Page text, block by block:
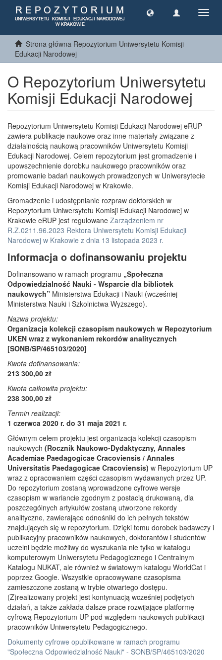
Strona główna Repozytorium Uniwersytetu Komisji
Edukacji Narodowej
O Repozytorium Uniwersytetu
Komisji Edukacji Narodowej
Repozytorium Uniwersytetu Komisji Edukacji Narodowej eRUP
zawiera publikacje naukowe oraz inne materiały związane z
działalnością naukową pracowników Uniwersytetu Komisji
Edukacji Narodowej. Celem repozytorium jest gromadzenie i
upowszechnienie dorobku naukowego pracowników oraz
promowanie badań naukowych prowadzonych w Uniwersytecie
Komisji Edukacji Narodowej w Krakowie.
Gromadzenie i udostępnianie rozpraw doktorskich w
Repozytorium Uniwersytetu Komisji Edukacji Narodowej w
Krakowie eRUP jest regulowane Zarządzeniem nr
R.Z.0211.96.2023 Rektora Uniwersytetu Komisji Edukacji
Narodowej w Krakowie z dnia 13 listopada 2023 r.
Informacja o dofinansowaniu projektu
Dofinansowano w ramach programu „Społeczna
Odpowiedzialność Nauki - Wsparcie dla bibliotek
naukowych” Ministerstwa Edukacji i Nauki (wcześniej
Ministerstwa Nauki i Szkolnictwa Wyższego).
Nazwa projektu:
Organizacja kolekcji czasopism naukowych w Repozytorium
UKEN wraz z wykonaniem rekordów analitycznych
[SONB/SP/465103/2020]
Kwota dofinansowania:
213 300,00 zł
Kwota całkowita projektu:
238 300,00 zł
Termin realizacji:
1 czerwca 2020 r. do 31 maja 2021 r.
Głównym celem projektu jest organizacja kolekcji czasopism
naukowych (Rocznik Naukowo-Dydaktyczny, Annales
Academiae Paedagogicae Cracoviensis / Annales
Universitatis Paedagogicae Cracoviensis) w Repozytorium UP
wraz z opracowaniem części czasopism wydawanych przez UP.
Do repozytorium zostaną wprowadzone cyfrowe wersje
czasopism w wariancie zgodnym z postacią drukowaną, dla
poszczególnych artykułów zostaną utworzone rekordy
analityczne, zawierające odnośniki do ich pełnych tekstów
znajdujących się w repozytorium. Dzięki temu dorobek badawczy i
publikacyjny pracowników naukowych, doktorantów i studentów
uczelni będzie możliwy do wyszukania nie tylko w katalogu
komputerowym Uniwersytetu Pedagogicznego i Centralnym
Katalogu NUKAT, ale również w światowym katalogu WorldCat i
poprzez Google. Wszystkie opracowywane czasopisma
zamieszczone zostaną w trybie otwartego dostępu.
(Z)realizowany projekt jest kontynuacją wcześniej podjętych
działań, a także zakłada dalsze prace rozwijające platformę
cyfrową Repozytorium UP pod względem naukowych publikacji
pracowników Uniwersytetu Pedagogicznego.
Dokumenty cyfrowe opublikowane w ramach programu
"Społeczna Odpowiedzialność Nauki" - SONB/SP/465103/2020